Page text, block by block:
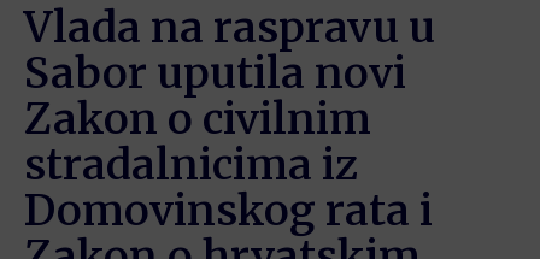
Vlada na raspravu u
Sabor uputila novi
Zakon o civilnim
stradalnicima iz
Domovinskog rata i